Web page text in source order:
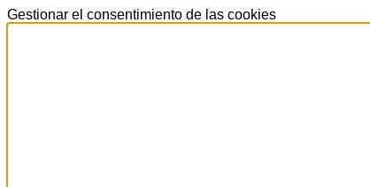
Gestionar el consentimiento de las cookies